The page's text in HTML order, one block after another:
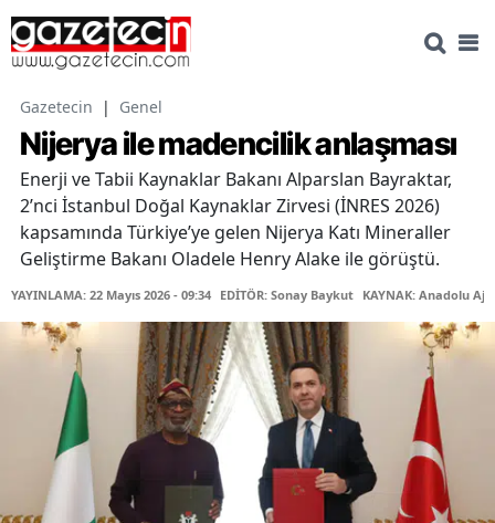
Gazetecin | Genel
Nijerya ile madencilik anlaşması
Enerji ve Tabii Kaynaklar Bakanı Alparslan Bayraktar,
2’nci İstanbul Doğal Kaynaklar Zirvesi (İNRES 2026)
kapsamında Türkiye’ye gelen Nijerya Katı Mineraller
Geliştirme Bakanı Oladele Henry Alake ile görüştü.
YAYINLAMA: 22 Mayıs 2026 - 09:34 EDİTÖR: Sonay Baykut KAYNAK: Anadolu